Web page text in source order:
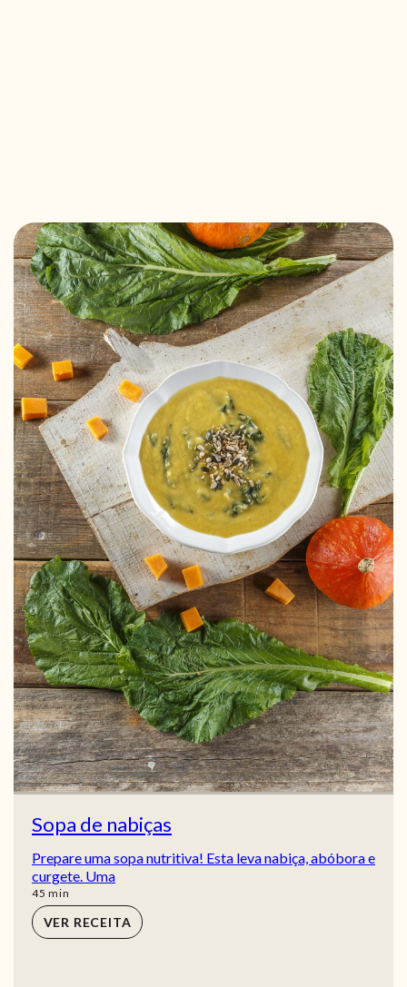
Sopa de nabiças
Prepare uma sopa nutritiva! Esta leva nabiça, abóbora e
curgete. Uma
45 min
min
VER RECEITA